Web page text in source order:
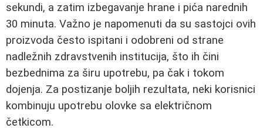
sekundi, a zatim izbegavanje hrane i pića narednih
30 minuta. Važno je napomenuti da su sastojci ovih
proizvoda često ispitani i odobreni od strane
nadležnih zdravstvenih institucija, što ih čini
bezbednima za širu upotrebu, pa čak i tokom
dojenja. Za postizanje boljih rezultata, neki korisnici
kombinuju upotrebu olovke sa električnom
četkicom.